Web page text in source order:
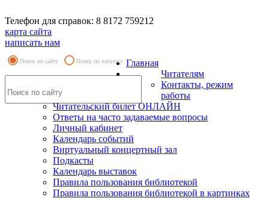
Телефон для справок: 8 8172 759212
карта сайта
написать нам
Поиск по сайту Поиск по каталогу Главная
Читателям
Контакты, режим
работы
Читательский билет ОНЛАЙН
Ответы на часто задаваемые вопросы
Личный кабинет
Календарь событий
Виртуальный концертный зал
Подкасты
Календарь выставок
Правила пользования библиотекой
Правила пользования библиотекой в картинках